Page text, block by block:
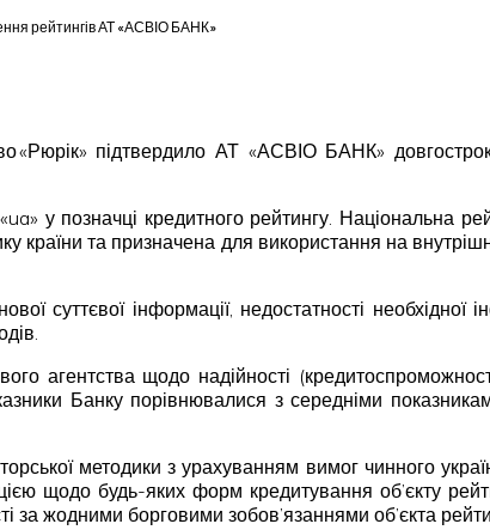
рейтингів АТ «АСВІО БАНК»
«Рюрік» підтвердило АТ «АСВІО БАНК»
у позначці кредитного рейтингу. Національна
країни та призначена для використання на
суттєвої інформації, недостатності необхідної
агентства щодо надійності
Банку порівнювалися з середніми
методики з урахуванням вимог чинного
щодо будь-яких форм кредитування об’єкту
за жодними борговими зобов’язаннями об’єкта